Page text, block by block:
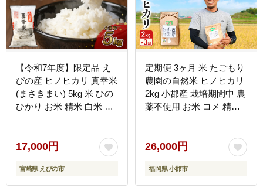
【令和7年度】限定品 え
びの産 ヒノヒカリ 真幸米
(まさきまい) 5kg 米 ひの
ひかり お米 精米 白米 お
美味しい
17,000円
宮崎県 えびの市
定期便 3ヶ月 米 たごもり
農園の自然米 ヒノヒカリ
2kg 小郡産 栽培期間中 農
薬不使用 お米 コメ 精米
26,000円
福岡県 小郡市